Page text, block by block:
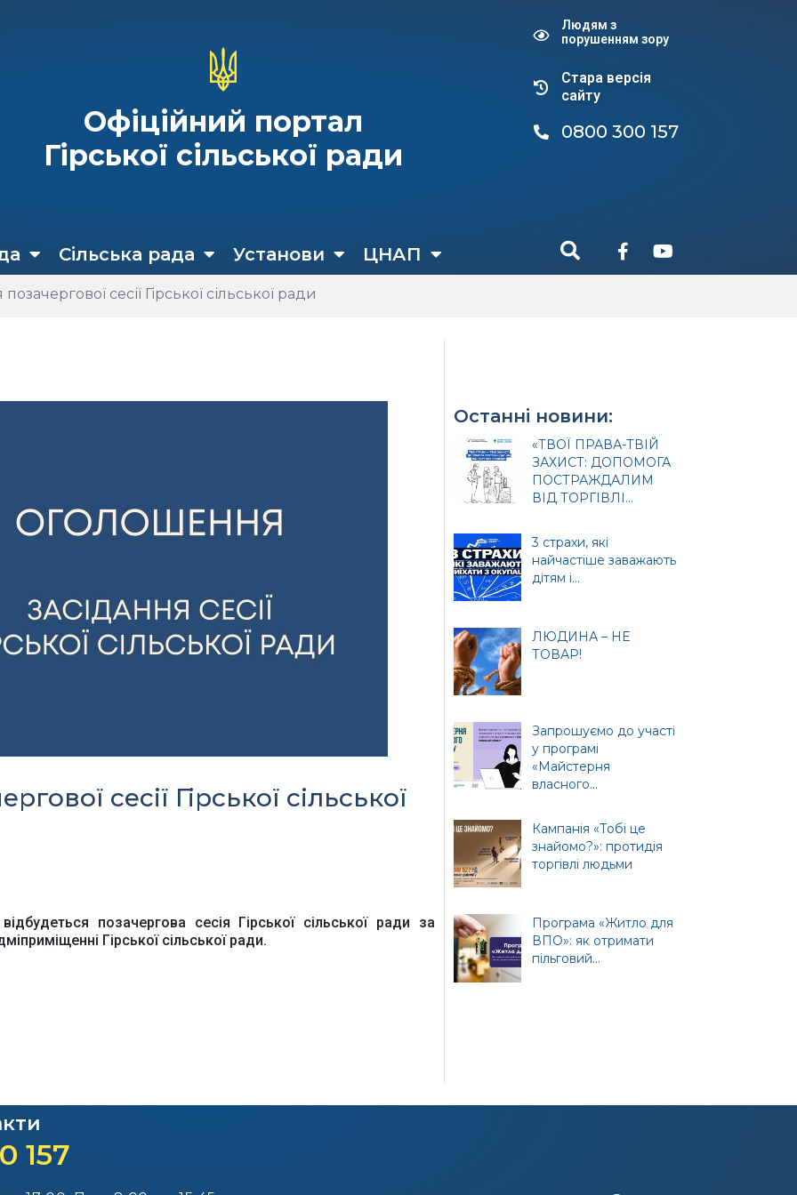
Офіційний портал
Гірської сільської ради
Людям з
порушенням зору
Стара версiя
сайту
0800 300 157
Сільська рада Установи ЦНАП
сесії Гірської сільської ради
сесії Гірської сільської
позачергова сесія Гірської сільської ради за
Гірської сільської ради.
Останні новини:
«ТВОЇ ПРАВА-ТВІЙ
ЗАХИСТ: ДОПОМОГА
ПОСТРАЖДАЛИМ
ВІД ТОРГІВЛІ...
3 страхи, які
найчастіше заважають
дітям і...
ЛЮДИНА – НЕ
ТОВАР!
Запрошуємо до участі
у програмі
«Майстерня
власного...
Кампанія «Тобі це
знайомо?»: протидія
торгівлі людьми
Програма «Житло для
ВПО»: як отримати
пільговий...
157
Президента України